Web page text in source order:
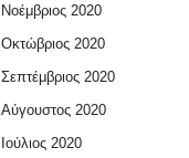
Νοέμβριος 2020
Οκτώβριος 2020
Σεπτέμβριος 2020
Αύγουστος 2020
Ιούλιος 2020